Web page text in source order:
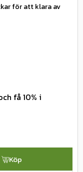
för att klara av
få 10% i
Köp